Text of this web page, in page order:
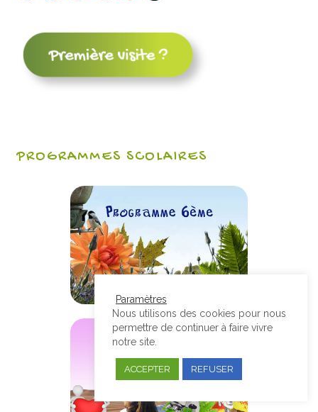
PROGRAMMES SCOLAIRES
Paramètres
Nous utilisons des cookies pour nous
permettre de continuer à faire vivre
notre site.
ACCEPTER REFUSER